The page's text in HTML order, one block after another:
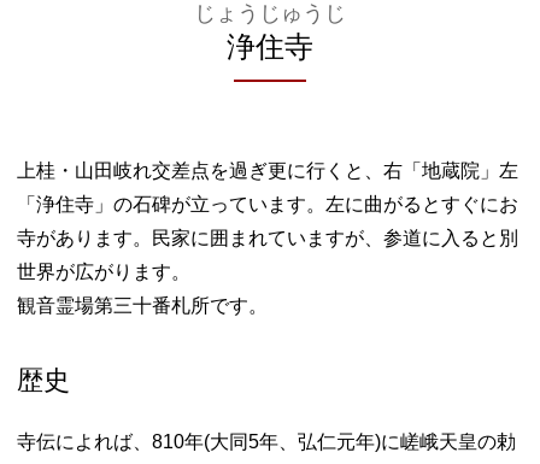
浄住寺
じょうじゅうじ
上桂・山田岐れ交差点を過ぎ更に行くと、右「地蔵院」左
「浄住寺」の石碑が立っています。左に曲がるとすぐにお
寺があります。民家に囲まれていますが、参道に入ると別
世界が広がります。
観音霊場第三十番札所です。
歴史
寺伝によれば、810年(大同5年、弘仁元年)に嵯峨天皇の勅